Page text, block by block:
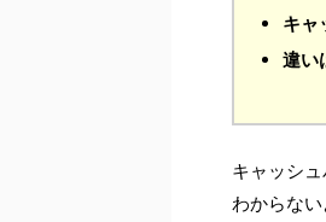
キャ
違い
キャッシ
わからない